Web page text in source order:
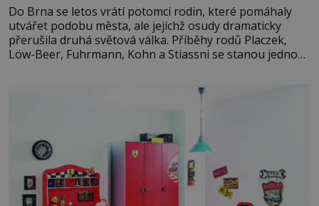
Do Brna se letos vrátí potomci rodin, které pomáhaly
utvářet podobu města, ale jejichž osudy dramaticky
přerušila druhá světová válka. Příběhy rodů Placzek,
Löw-Beer, Fuhrmann, Kohn a Stiassni se stanou jednou
jednoduché. Místa, která si člověk pamatuje z rodinných